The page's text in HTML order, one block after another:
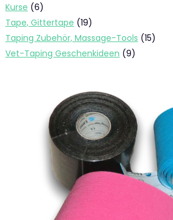
Kurse 66
Produkte
Tape, Gittertape 1919
Produkte
Taping Zubehör, Massage-Tools 1515
Vet-Taping Geschenkideen 99